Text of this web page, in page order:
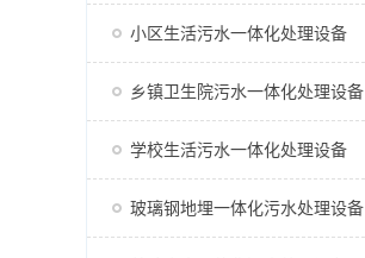
小区生活污水一体化处理设备
乡镇卫生院污水一体化处理设备
学校生活污水一体化处理设备
玻璃钢地埋一体化污水处理设备